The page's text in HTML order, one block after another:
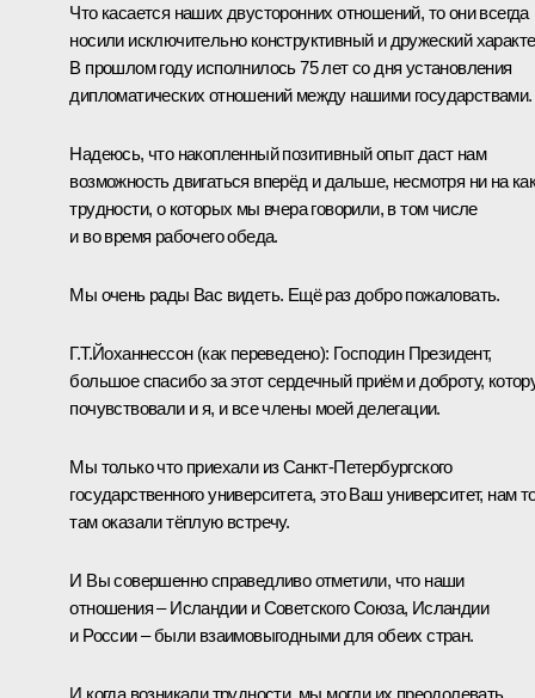
Что касается наших двусторонних отношений, то они всегда
носили исключительно конструктивный и дружеский
В прошлом году исполнилось 75 лет со дня установления
дипломатических отношений между нашими государствами.
Надеюсь, что накопленный позитивный опыт даст нам
возможность двигаться вперёд и дальше, несмотря ни на
трудности, о которых мы вчера говорили, в том числе
и во время рабочего обеда.
Мы очень рады Вас видеть. Ещё раз добро пожаловать.
Г.Т.Йоханнессон (как переведено): Господин Президент,
большое спасибо за этот сердечный приём и доброту,
почувствовали и я, и все члены моей делегации.
Мы только что приехали из Санкт‑Петербургского
государственного университета, это Ваш университет, нам
там оказали тёплую встречу.
И Вы совершенно справедливо отметили, что наши
отношения – Исландии и Советского Союза, Исландии
и России – были взаимовыгодными для обеих стран.
И когда возникали трудности, мы могли их преодолевать